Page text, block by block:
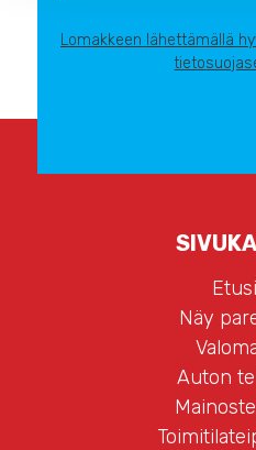
Lomakkeen lähettämällä
Näy
Auton